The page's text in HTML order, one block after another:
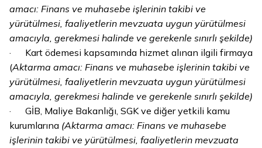
amacı: Finans ve muhasebe işlerinin takibi ve
yürütülmesi, faaliyetlerin mevzuata uygun yürütülmesi
amacıyla, gerekmesi halinde ve gerekenle sınırlı şekilde)
· Kart ödemesi kapsamında hizmet alınan ilgili firmaya
(Aktarma amacı: Finans ve muhasebe işlerinin takibi ve
yürütülmesi, faaliyetlerin mevzuata uygun yürütülmesi
amacıyla, gerekmesi halinde ve gerekenle sınırlı şekilde)
· GİB, Maliye Bakanlığı, SGK ve diğer yetkili kamu
kurumlarına (Aktarma amacı: Finans ve muhasebe
işlerinin takibi ve yürütülmesi, faaliyetlerin mevzuata